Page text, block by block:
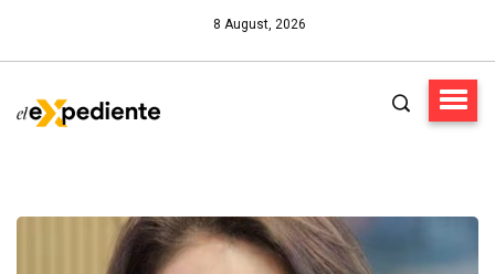
8 August, 2026